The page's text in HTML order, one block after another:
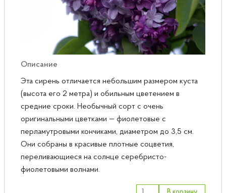
Саженцы плодовые
Описание
Эта сирень отличается небольшим размером куста
(высота его 2 метра) и обильным цветением в
средние сроки. Необычный сорт с очень
оригинальными цветками — фиолетовые с
перламутровыми кончиками, диаметром до 3,5 см.
Они собраны в красивые плотные соцветия,
переливающиеся на солнце серебристо-
фиолетовыми волнами.